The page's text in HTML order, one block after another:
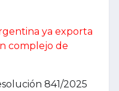
ya exporta
complejo de
841/2025